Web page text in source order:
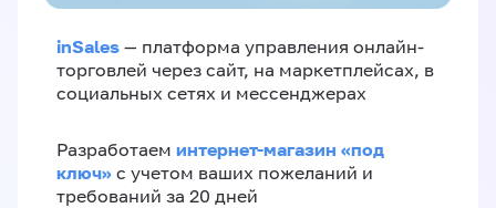
inSales — платформа управления онлайн-
торговлей через сайт, на маркетплейсах, в
социальных сетях и мессенджерах
Разработаем интернет-магазин «‎под
ключ»‎ с учетом ваших пожеланий и
требований за 20 дней